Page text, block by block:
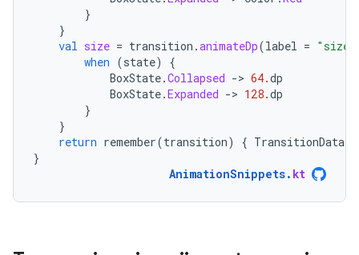
}
}
val size = transition .animateDp(label = "size"
when (state)
{
BoxState.Collapsed -> 64.dp
BoxState.Expanded -> 128.dp
}
}
return remember(transition) { TransitionData
}
AnimationSnippets. kt